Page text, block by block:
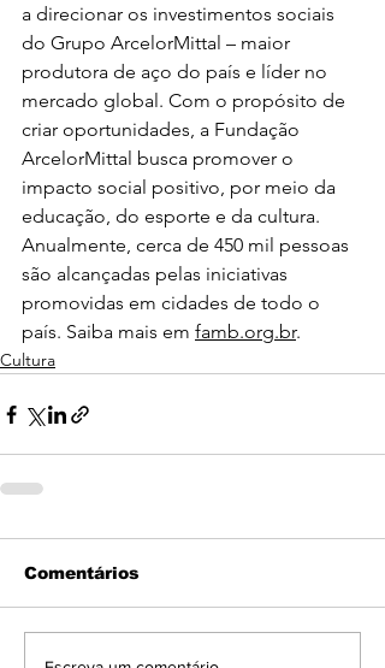
a direcionar os investimentos sociais
do Grupo ArcelorMittal – maior
produtora de aço do país e líder no
mercado global. Com o propósito de
criar oportunidades, a Fundação
ArcelorMittal busca promover o
impacto social positivo, por meio da
educação, do esporte e da cultura.
Anualmente, cerca de 450 mil pessoas
são alcançadas pelas iniciativas
promovidas em cidades de todo o
país. Saiba mais em famb.org.br.
Cultura
Comentários